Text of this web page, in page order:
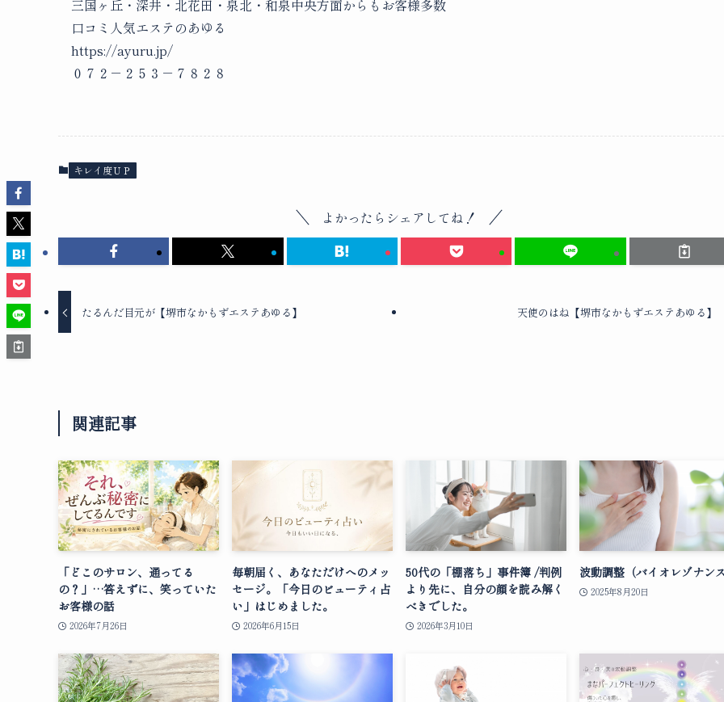
三国ヶ丘・深井・北花田・泉北・和泉中央方面からもお客様多数
口コミ人気エステのあゆる
https://ayuru.jp/
０７２－２５３－７８２８
キレイ度ＵＰ
よかったらシェアしてね！
たるんだ目元が【堺市なかもずエステあゆる】 天使のはね【堺市なかもずエステあゆる】
関連記事
「どこのサロン、通ってる
の？」…答えずに、笑っていた
お客様の話
2026年7月26日
毎朝届く、あなただけへのメッ
セージ。「今日のビューティ占
い」はじめました。
2026年6月15日
50代の「棚落ち」事件簿 /判例
より先に、自分の顔を読み解く
べきでした。
2026年3月10日
波動調整（バイオレゾナン
2025年8月20日